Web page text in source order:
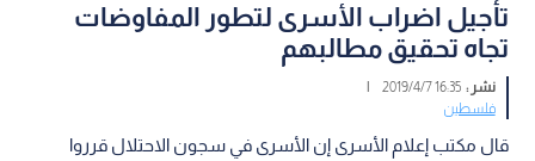
تأجيل اضراب الأسرى لتطور المفاوضات
تجاه تحقيق مطالبهم
نشر :16:35 2019/4/7
|
فلسطين
قال مكتب إعلام الأسرى إن الأسرى في سجون الاحتلال قرروا